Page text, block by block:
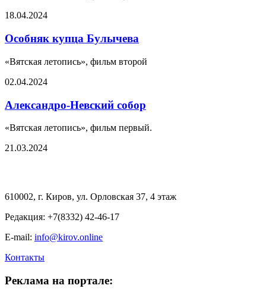
18.04.2024
Особняк купца Булычева
«Вятская летопись», фильм второй
02.04.2024
Александро-Невский собор
«Вятская летопись», фильм первый.
21.03.2024
610002, г. Киров, ул. Орловская 37, 4 этаж
Редакция: +7(8332) 42-46-17
E-mail: info@kirov.online
Контакты
Реклама на портале: